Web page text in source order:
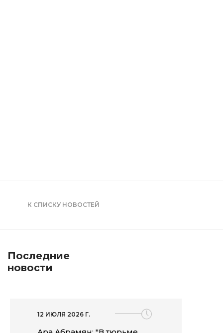
К СПИСКУ НОВОСТЕЙ
Последние
новости
12 ИЮЛЯ 2026 Г.